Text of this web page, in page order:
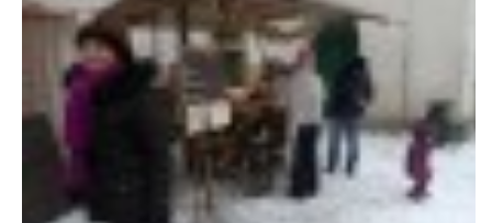
CESTOVÁNÍ S FRETKOU
JEDNA ČÍ VÍCE FRETEK?
KASTRACE
STRAVA